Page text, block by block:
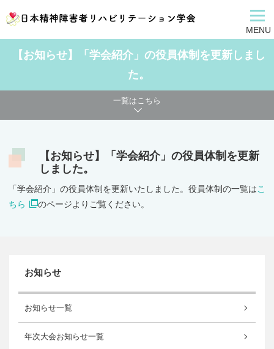
MENU
【お知らせ】「学会紹介」の役員体制を更新しまし
た。
一覧はこちら
【お知らせ】「学会紹介」の役員体制を更新
しました。
「学会紹介」の役員体制を更新いたしました。役員体制の一覧はこ
ちら
のページよりご覧ください。
お知らせ
お知らせ一覧
年次大会お知らせ一覧